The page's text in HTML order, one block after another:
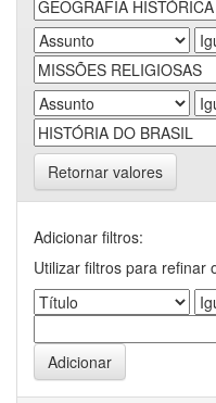
Retornar valores
Adicionar filtros:
Utilizar filtros para refinar